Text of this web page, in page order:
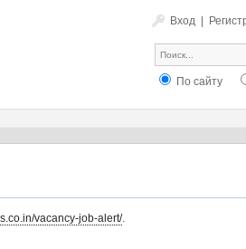
Вход
По сайту
vacancy-job-alert/.